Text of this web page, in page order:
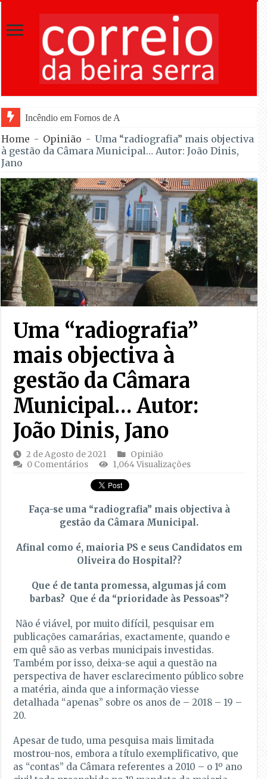
Incêndio em Fornos de Algodres reacende após ter entrado em
Home - Opinião - Uma “radiografia” mais objectiva
à gestão da Câmara Municipal… Autor: João Dinis,
Jano
Uma “radiografia”
mais objectiva à
gestão da Câmara
Municipal… Autor:
João Dinis, Jano
2 de Agosto de 2021
Opinião
0 Comentários
1,064 Visualizações
Faça-se uma “radiografia” mais objectiva à
gestão da Câmara Municipal.
Afinal como é, maioria PS e seus Candidatos em
Oliveira do Hospital??
Que é de tanta promessa, algumas já com
barbas? Que é da “prioridade às Pessoas”?
Não é viável, por muito difícil, pesquisar em
publicações camarárias, exactamente, quando e
em quê são as verbas municipais investidas.
Também por isso, deixa-se aqui a questão na
perspectiva de haver esclarecimento público sobre
a matéria, ainda que a informação viesse
detalhada “apenas” sobre os anos de – 2018 – 19 –
20.
Apesar de tudo, uma pesquisa mais limitada
mostrou-nos, embora a título exemplificativo, que
as “contas” da Câmara referentes a 2010 – o 1º ano